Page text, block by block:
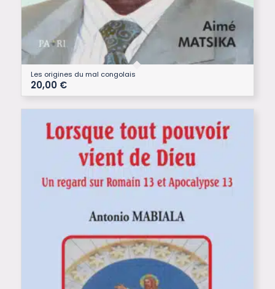
Les origines du mal congolais
20,00 €